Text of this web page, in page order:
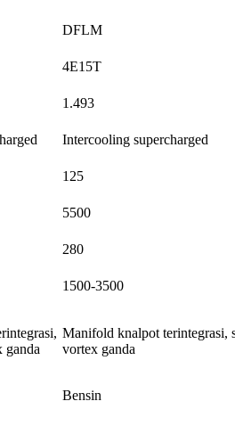
DFLM
4E15T
1.493
Intercooling supercharged
125
5500
280
1500-3500
ganda
Manifold knalpot terintegrasi,
vortex ganda
Bensin